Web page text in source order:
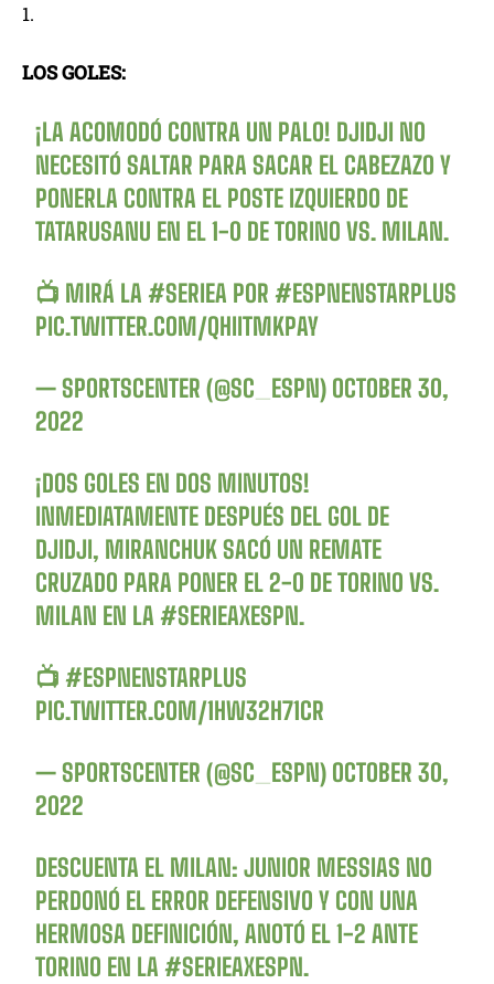
1.
LOS GOLES:
¡LA ACOMODÓ CONTRA UN PALO! DJIDJI NO
NECESITÓ SALTAR PARA SACAR EL CABEZAZO Y
PONERLA CONTRA EL POSTE IZQUIERDO DE
TATARUSANU EN EL 1-0 DE TORINO VS. MILAN.
📺 MIRÁ LA#SERIEA POR#ESPNENSTARPLUS
PIC.TWITTER.COM/QHIITMKPAY
— SPORTSCENTER (@SC_ESPN) OCTOBER 30,
2022
¡DOS GOLES EN DOS MINUTOS!
INMEDIATAMENTE DESPUÉS DEL GOL DE
DJIDJI, MIRANCHUK SACÓ UN REMATE
CRUZADO PARA PONER EL 2-0 DE TORINO VS.
MILAN EN LA#SERIEAXESPN.
📺#ESPNENSTARPLUS
PIC.TWITTER.COM/1HW32H71CR
— SPORTSCENTER (@SC_ESPN) OCTOBER 30,
2022
DESCUENTA EL MILAN: JUNIOR MESSIAS NO
PERDONÓ EL ERROR DEFENSIVO Y CON UNA
HERMOSA DEFINICIÓN, ANOTÓ EL 1-2 ANTE
TORINO EN LA#SERIEAXESPN.